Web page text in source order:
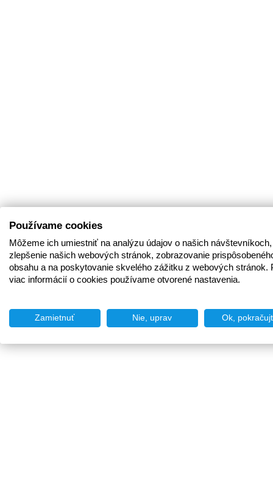
Používame cookies
Môžeme ich umiestniť na analýzu údajov o našich
zlepšenie našich webových stránok, zobrazovanie
obsahu a na poskytovanie skvelého zážitku z webových stránok.
viac informácií o cookies používame otvorené nastavenia.
Zamietnuť Nie, uprav Ok,